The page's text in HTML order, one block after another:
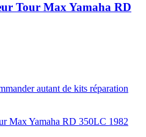
Tour Max Yamaha RD
autant de kits réparation